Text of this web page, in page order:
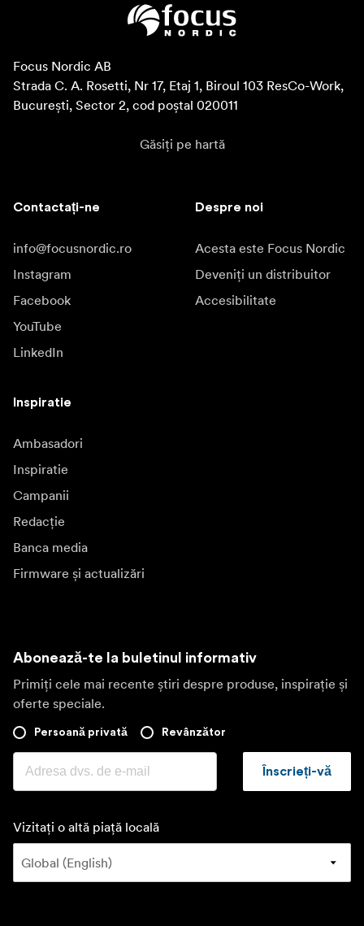
Focus Nordic AB
Strada C. A. Rosetti, Nr 17, Etaj 1, Biroul 103 ResCo-Work,
București, Sector 2, cod poștal 020011
Găsiți pe hartă
Contactați-ne
info@focusnordic.ro
Instagram
Facebook
YouTube
LinkedIn
Despre noi
Acesta este Focus Nordic
Deveniți un distribuitor
Accesibilitate
Inspiratie
Ambasadori
Inspiratie
Campanii
Redacție
Banca media
Firmware și actualizări
Abonează-te la buletinul informativ
Primiți cele mai recente știri despre produse, inspirație și
oferte speciale.
Persoană privată Revânzător
Înscrieți-vă
Vizitați o altă piață locală